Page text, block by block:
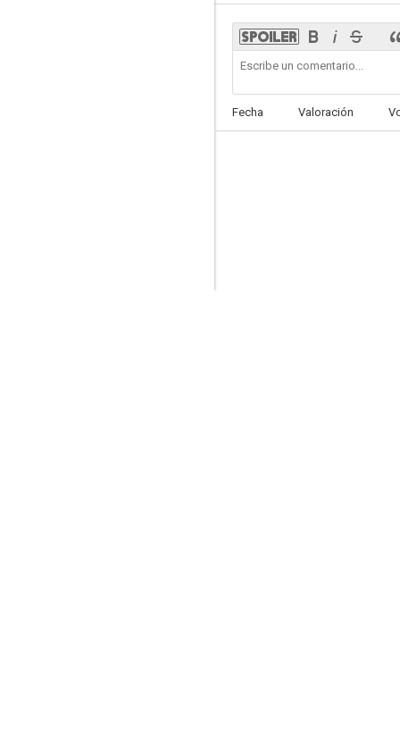
Fecha Valoración